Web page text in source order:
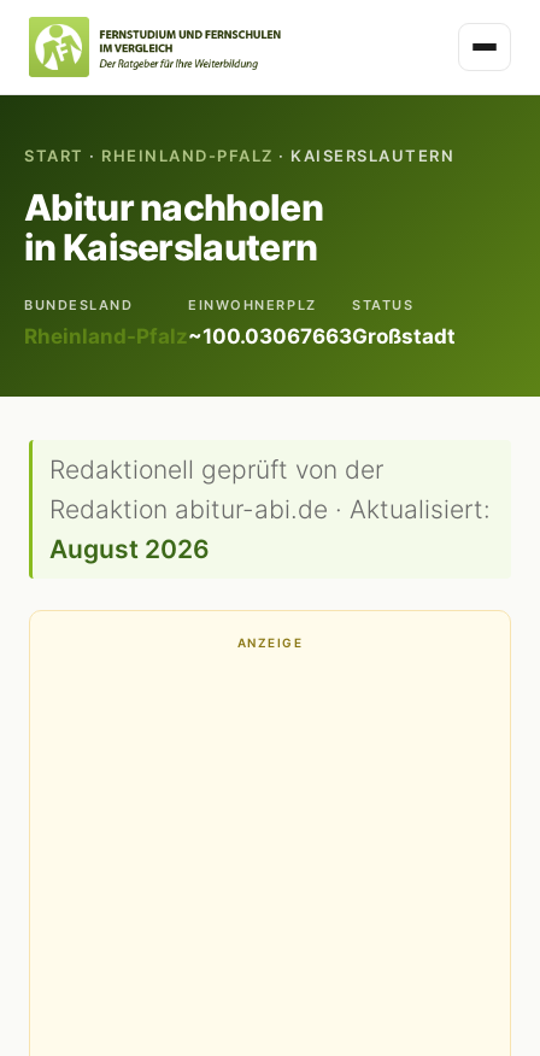
START · RHEINLAND-PFALZ · KAISERSLAUTERN
Abitur nachholen
in Kaiserslautern
BUNDESLAND
Rheinland-Pfalz
EINWOHNER
~100.030
PLZ
67663
STATUS
Großstadt
Redaktionell geprüft von der
Redaktion abitur-abi.de · Aktualisiert:
August 2026
ANZEIGE